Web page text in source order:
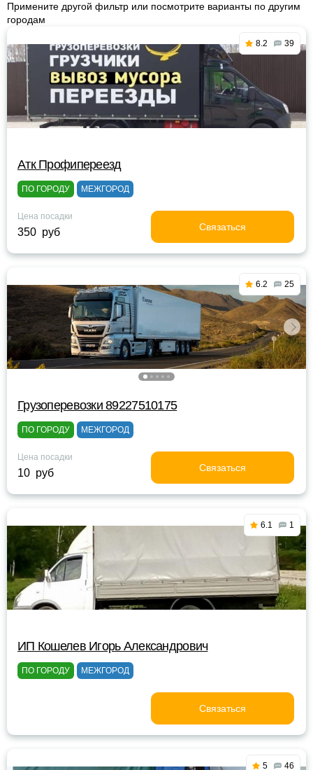
Примените другой фильтр или посмотрите варианты по другим
городам
8.2 39
Атк Профипереезд
ПО ГОРОДУ МЕЖГОРОД
Цена посадки
350 руб Связаться
6.2 25
Грузоперевозки 89227510175
ПО ГОРОДУ МЕЖГОРОД
Цена посадки
10 руб Связаться
6.1 1
ИП Кошелев Игорь Александрович
ПО ГОРОДУ МЕЖГОРОД
Связаться
5 46